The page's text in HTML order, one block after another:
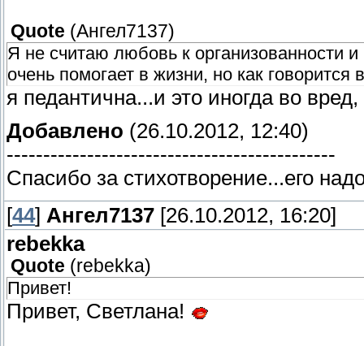
Quote (Ангел7137)
Я не считаю любовь к организованности
очень помогает в жизни, но как
я педантична...и это иногда во
Добавлено (26.10.2012, 12:40)
---------------------------------------------
Спасибо за стихотворение...его
[44] Ангел7137 [26.10.2012, 16:20]
rebekka
Quote (rebekka)
Привет!
Привет, Светлана!